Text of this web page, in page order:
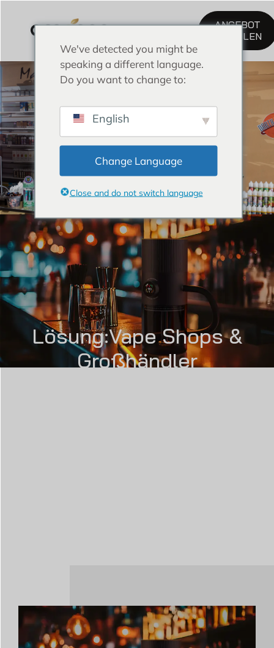
ANGEBOT
EINHOLEN
Lösung:Vape Shops &
Großhändler
We've detected you might be
speaking a different language.
Do you want to change to:
English
Change Language
Close and do not switch language